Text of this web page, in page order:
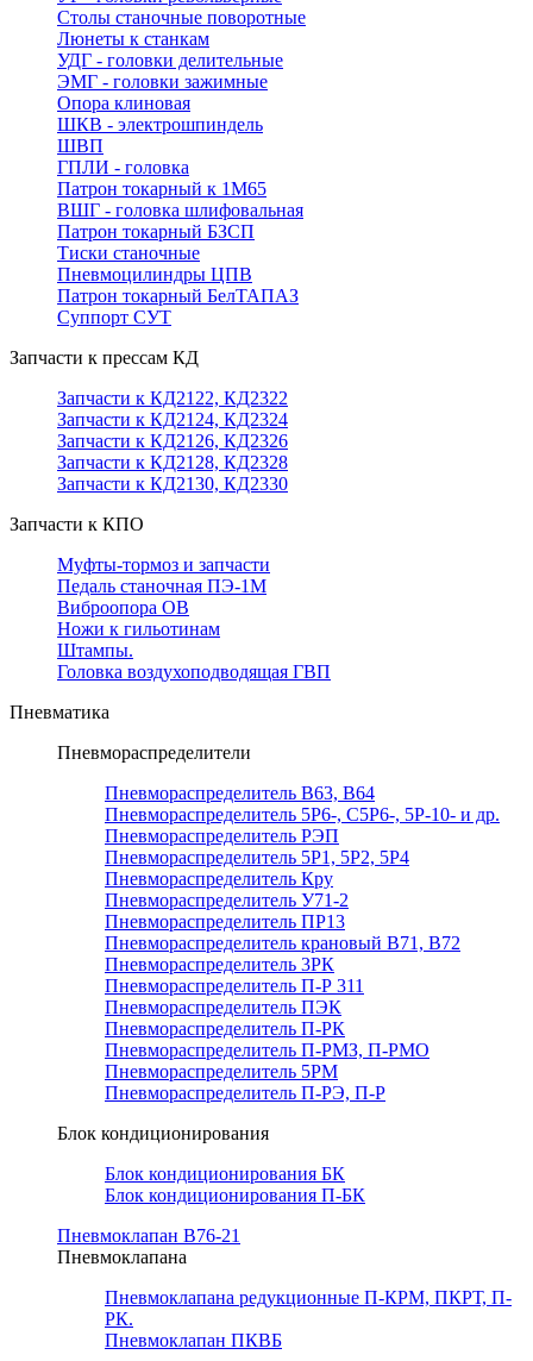
Столы станочные поворотные
Люнеты к станкам
УДГ - головки делительные
ЭМГ - головки зажимные
Опора клиновая
ШКВ - электрошпиндель
ШВП
ГПЛИ - головка
Патрон токарный к 1М65
ВШГ - головка шлифовальная
Патрон токарный БЗСП
Тиски станочные
Пневмоцилиндры ЦПВ
Патрон токарный БелТАПАЗ
Суппорт СУТ
Запчасти к прессам КД
Запчасти к КД2122, КД2322
Запчасти к КД2124, КД2324
Запчасти к КД2126, КД2326
Запчасти к КД2128, КД2328
Запчасти к КД2130, КД2330
Запчасти к КПО
Муфты-тормоз и запчасти
Педаль станочная ПЭ-1М
Виброопора ОВ
Ножи к гильотинам
Штампы.
Головка воздухоподводящая ГВП
Пневматика
Пневмораспределители
Пневмораспределитель В63, В64
Пневмораспределитель 5Р6-, С5Р6-, 5Р-10- и др.
Пневмораспределитель РЭП
Пневмораспределитель 5Р1, 5Р2, 5Р4
Пневмораспределитель Кру
Пневмораспределитель У71-2
Пневмораспределитель ПР13
Пневмораспределитель крановый В71, В72
Пневмораспределитель 3РК
Пневмораспределитель П-Р 311
Пневмораспределитель ПЭК
Пневмораспределитель П-РК
Пневмораспределитель П-РМЗ, П-РМО
Пневмораспределитель 5РМ
Пневмораспределитель П-РЭ, П-Р
Блок кондиционирования
Блок кондиционирования БК
Блок кондиционирования П-БК
Пневмоклапан В76-21
Пневмоклапана
Пневмоклапана редукционные П-КРМ, ПКРТ, П-
РК.
Пневмоклапан ПКВБ